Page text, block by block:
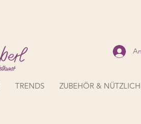
TRENDS ZUBEHÖR &